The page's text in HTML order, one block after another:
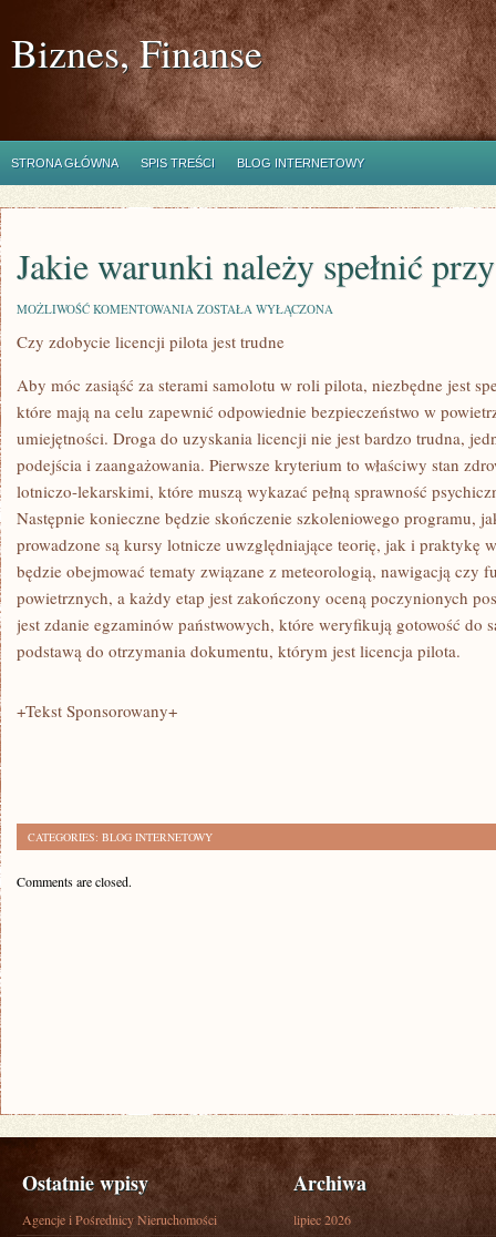
Biznes, Finanse
STRONA GŁÓWNA SPIS TREŚCI BLOG INTERNETOWY
Jakie warunki należy spełnić
MOŻLIWOŚĆ KOMENTOWANIA JAKIE
NALEŻY
SPEŁNIĆ
LICENCJI
PILOTA
ZOSTAŁA WYŁĄCZONA
Czy zdobycie licencji pilota jest trudne
Aby móc zasiąść za sterami samolotu w roli pilota, niezbędne jest
które mają na celu zapewnić odpowiednie bezpieczeństwo w
umiejętności. Droga do uzyskania licencji nie jest bardzo trudna,
podejścia i zaangażowania. Pierwsze kryterium to właściwy stan
lotniczo-lekarskimi, które muszą wykazać pełną sprawność
Następnie konieczne będzie skończenie szkoleniowego programu,
prowadzone są kursy lotnicze uwzględniające teorię, jak i praktykę
będzie obejmować tematy związane z meteorologią, nawigacją czy
powietrznych, a każdy etap jest zakończony oceną poczynionych
jest zdanie egzaminów państwowych, które weryfikują gotowość do
podstawą do otrzymania dokumentu, którym jest licencja pilota.
+Tekst Sponsorowany+
CATEGORIES: BLOG INTERNETOWY
Comments are closed.
Ostatnie wpisy
Agencje i Pośrednicy Nieruchomości
Archiwa
lipiec 2026